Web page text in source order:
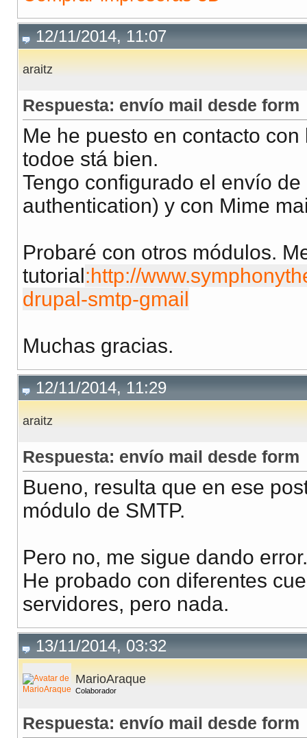
12/11/2014, 11:07
araitz
Respuesta: envío mail desde form
Me he puesto en contacto
todoe stá bien.
Tengo configurado el envío
authentication) y con Mime
Probaré con otros módulos.
tutorial :http://
drupal-smtp-gmail
Muchas gracias.
12/11/2014, 11:29
araitz
Respuesta: envío mail desde form
Bueno, resulta que en ese
módulo de SMTP.
Pero no, me sigue dando error.
He probado con diferentes
servidores, pero nada.
13/11/2014, 03:32
MarioAraque
Colaborador
Respuesta: envío mail desde form